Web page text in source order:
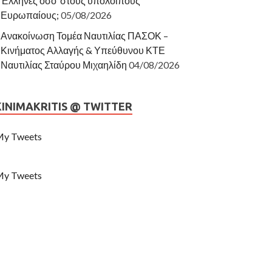
Ευρωπαίους; 05/08/2026
Ανακοίνωση Τομέα Ναυτιλίας ΠΑΣΟΚ –
Κινήματος Αλλαγής & Υπεύθυνου ΚΤΕ
Ναυτιλίας Σταύρου Μιχαηλίδη 04/08/2026
@ TWITTER
Tweets
Tweets